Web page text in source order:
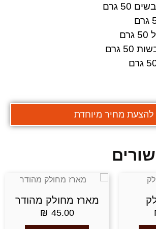
קו תחתון קישורים
סמן קישורים
אפס את כל האפשרויות
cached
50 גרם
50 גרם
50 גרם
גרם
להצעת מחיר מיוחדת
מארז מחולק מהודר
₪ 45.00